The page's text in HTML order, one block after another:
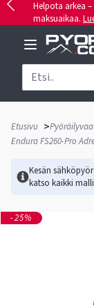
Helpota arkea
maksuaikaa.
Etusivu >
Endura FS260-Pro
Kesän
katso kaikki
-25%